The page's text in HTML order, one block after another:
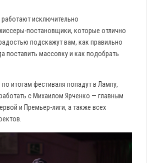
исключительно
постановщики, которые отлично
подскажут вам, как правильно
поставить массовку и как подобрать
итогам фестиваля попадут в Лампу,
с Михаилом Ярченко — главным
и Премьер-лиги, а также всех